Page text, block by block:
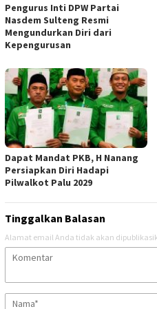
Pengurus Inti DPW Partai
Nasdem Sulteng Resmi
Mengundurkan Diri dari
Kepengurusan
Dapat Mandat PKB, H Nanang
Persiapkan Diri Hadapi
Pilwalkot Palu 2029
Tinggalkan Balasan
Alamat email Anda tidak akan